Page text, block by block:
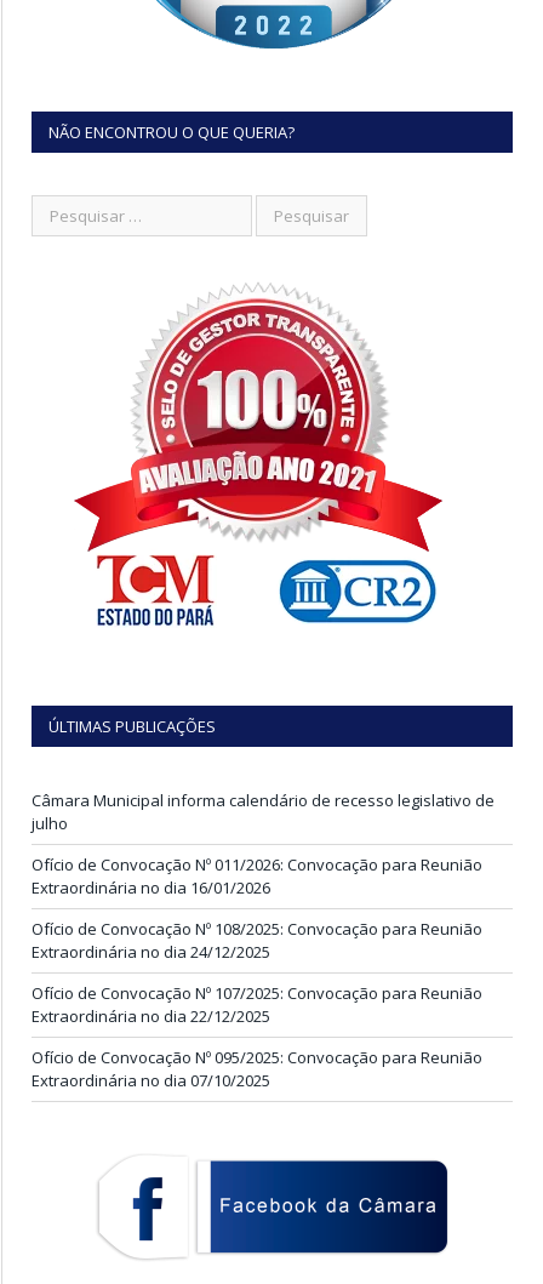
NÃO ENCONTROU O QUE QUERIA?
ÚLTIMAS PUBLICAÇÕES
Câmara Municipal informa calendário de recesso legislativo de
julho
Ofício de Convocação Nº 011/2026: Convocação para Reunião
Extraordinária no dia 16/01/2026
Ofício de Convocação Nº 108/2025: Convocação para Reunião
Extraordinária no dia 24/12/2025
Ofício de Convocação Nº 107/2025: Convocação para Reunião
Extraordinária no dia 22/12/2025
Ofício de Convocação Nº 095/2025: Convocação para Reunião
Extraordinária no dia 07/10/2025